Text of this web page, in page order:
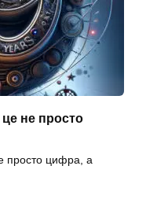
це не просто
просто цифра, а